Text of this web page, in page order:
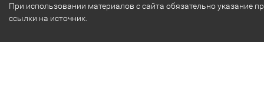
При использовании материалов с сайта обязательно указание
ссылки на источник.